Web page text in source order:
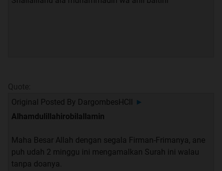
abis sholat baca salawat trus baca surah ar rahman tiap
hari
.
mudah. pas thn kemaren ada tes cpns sy coba dan
alhamdulillah ketrima
. gak disangka jg ada yg
ngajakin nikah
Quote:
Original Posted By DargombesHCII ►
Alhamdulillahirobilallamin
Maha Besar Allah dengan segala Firman-Frimanya, ane
puh udah 2 minggu ini mengamalkan Surah ini walau
tanpa doanya.